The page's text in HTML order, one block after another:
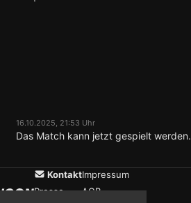
16.10.2025, 21:53 Uhr
Das Match kann jetzt gespielt werden.
Kontakt
Presse
Impressum
AGB